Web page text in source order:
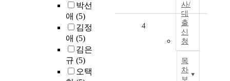
박선
애 (5)
김정
애 (5)
김은
규 (5)
오택
사/
대
출
신
청
목
차
보
4